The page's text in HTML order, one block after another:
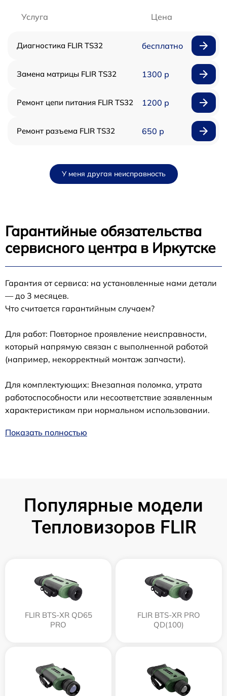
Услуга Цена
Диагностика FLIR TS32 бесплатно
Замена матрицы FLIR TS32 1300 р
Ремонт цепи питания FLIR TS32 1200 р
Ремонт разъема FLIR TS32 650 р
У меня другая неисправность
Гарантийные обязательства
сервисного центра в Иркутске
Гарантия от сервиса: на установленные нами детали
— до 3 месяцев.
Что считается гарантийным случаем?
Для работ: Повторное проявление неисправности,
который напрямую связан с выполненной работой
(например, некорректный монтаж запчасти).
Для комплектующих: Внезапная поломка, утрата
работоспособности или несоответствие заявленным
характеристикам при нормальном использовании.
Показать полностью
Популярные модели
Тепловизоров FLIR
FLIR BTS-XR QD65
PRO
FLIR BTS-XR PRO
QD(100)